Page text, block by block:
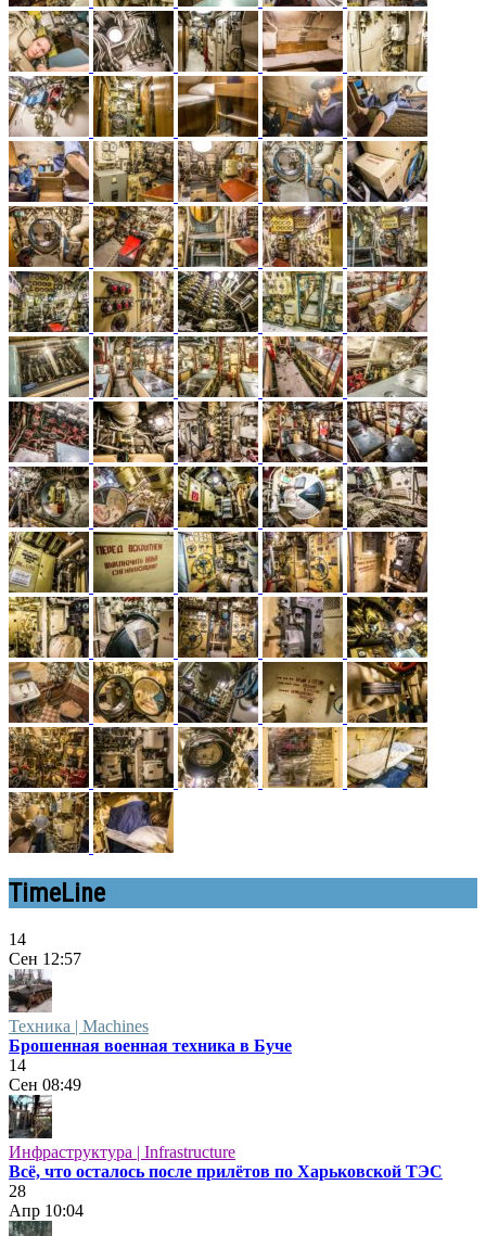
TimeLine
14
Сен 12:57
Техника | Machines
Брошенная военная техника в Буче
14
Сен 08:49
Инфраструктура | Infrastructure
Всё, что осталось после прилётов по Харьковской ТЭС
28
Апр 10:04